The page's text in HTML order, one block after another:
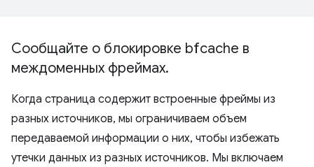
Сообщайте о блокировке bfcache в
междоменных фреймах.
Когда страница содержит встроенные фреймы из
разных источников, мы ограничиваем объем
передаваемой информации о них, чтобы избежать
утечки данных из разных источников. Мы включаем